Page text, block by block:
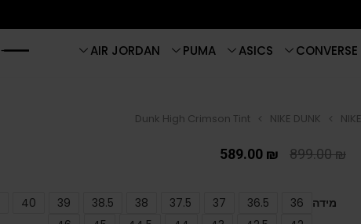
CONVERSE
ASICS
PUMA
AIR JORDAN
NIKE
NIKE DUNK
Dunk High Crimson Tint
899.00₪
589.00 ₪
מידה 36
36.5
37
37.5
38
38.5
39
40